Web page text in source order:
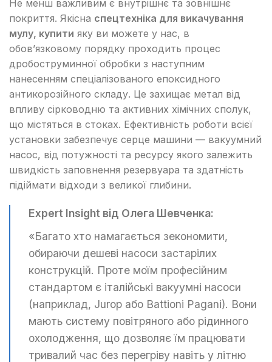
Не менш важливим є внутрішнє та зовнішнє
покриття. Якісна спецтехніка для викачування
мулу, купити яку ви можете у нас, в
обов’язковому порядку проходить процес
дробоструминної обробки з наступним
нанесенням спеціалізованого епоксидного
антикорозійного складу. Це захищає метал від
впливу сірководню та активних хімічних сполук,
що містяться в стоках. Ефективність роботи всієї
установки забезпечує серце машини — вакуумний
насос, від потужності та ресурсу якого залежить
швидкість заповнення резервуара та здатність
підіймати відходи з великої глибини.
Expert Insight від Олега Шевченка:
«Багато хто намагається зекономити,
обираючи дешеві насоси застарілих
конструкцій. Проте моїм професійним
стандартом є італійські вакуумні насоси
(наприклад, Jurop або Battioni Pagani). Вони
мають систему повітряного або рідинного
охолодження, що дозволяє їм працювати
тривалий час без перегріву навіть у літню